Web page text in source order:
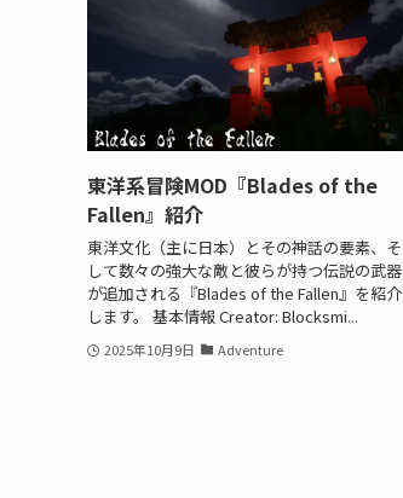
東洋系冒険MOD『Blades of the
Fallen』紹介
東洋文化（主に日本）とその神話の要素、そ
して数々の強大な敵と彼らが持つ伝説の武器
が追加される『Blades of the Fallen』を紹介
します。 基本情報 Creator: Blocksmi...
2025年10月9日 Adventure